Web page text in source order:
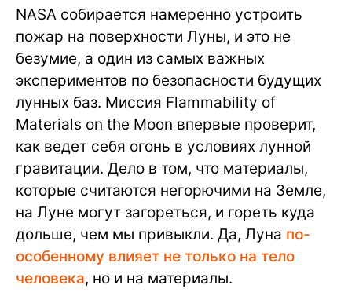
NASA собирается намеренно устроить
пожар на поверхности Луны, и это не
безумие, а один из самых важных
экспериментов по безопасности будущих
лунных баз. Миссия Flammability of
Materials on the Moon впервые проверит,
как ведет себя огонь в условиях лунной
гравитации. Дело в том, что материалы,
которые считаются негорючими на Земле,
на Луне могут загореться, и гореть куда
дольше, чем мы привыкли. Да, Луна по-
особенному влияет не только на тело
человека, но и на материалы.